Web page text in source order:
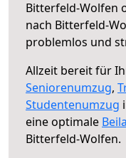
Bitterfeld-Wolfen
nach Bitterfeld-
problemlos und
Allzeit bereit für
Seniorenumzug,
Studentenumzug
eine optimale
Bitterfeld-Wolfen.